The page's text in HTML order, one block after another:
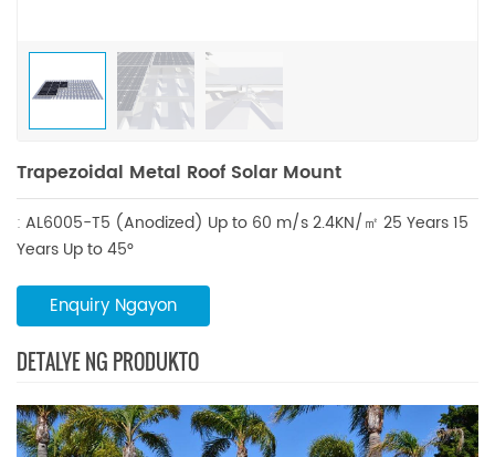
Trapezoidal Metal Roof Solar Mount
: AL6005-T5 (Anodized) Up to 60 m/s2.4KN/㎡ 25 Years15
Years Up to 45°
Enquiry Ngayon
DETALYE NG PRODUKTO